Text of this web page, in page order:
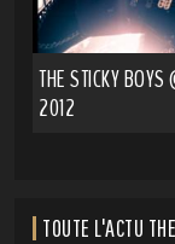
THE STICKY
2012
TOUTE L'ACTU